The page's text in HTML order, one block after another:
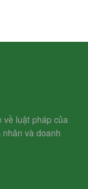
về luật pháp của
và doanh